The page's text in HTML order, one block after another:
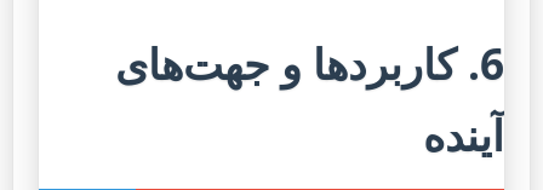
6. کاربردها و جهت‌های
آینده